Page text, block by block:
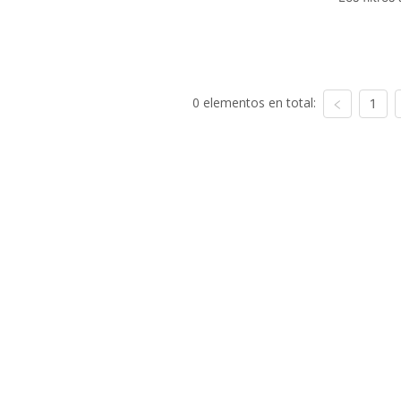
0 elementos en total: 1